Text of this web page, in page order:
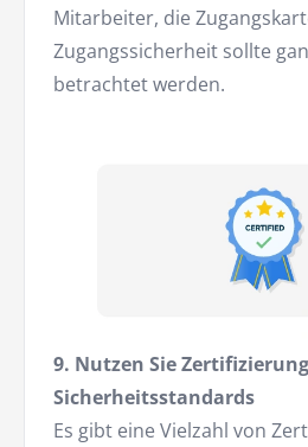
Mitarbeiter, die
Zugangssicherheit sollte
betrachtet werden.
9. Nutzen Sie
Sicherheitsstandards
Es gibt eine Vielzahl von